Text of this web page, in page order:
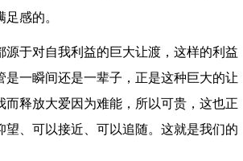
感的。
于对自我利益的巨大让渡，这样的利益
一瞬间还是一辈子，正是这种巨大的让
释放大爱因为难能，所以可贵，这也正
、可以接近、可以追随。这就是我们的